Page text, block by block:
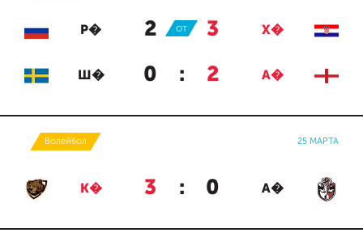
Р� 2 : 3 Х�
ОТ
Ш� 0 : 2 А�
Волейбол 25 МАРТА
К� 3 : 0 А�